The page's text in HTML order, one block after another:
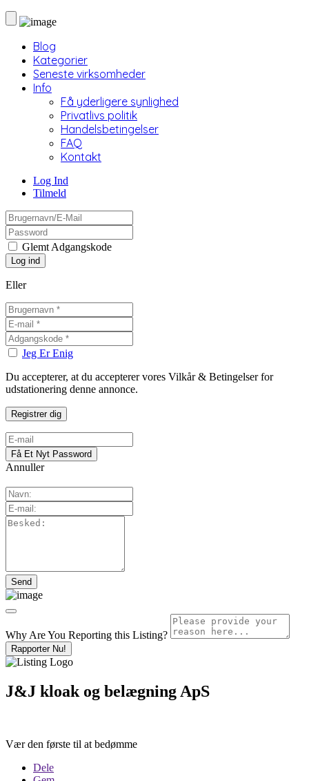
Blog
Kategorier
Seneste virksomheder
Info
Få yderligere synlighed
Privatlivs politik
Handelsbetingelser
FAQ
Kontakt
Log Ind
Tilmeld
Glemt Adgangskode
Eller
Jeg Er Enig
Du accepterer, at du accepterer vores Vilkår & Betingelser for
udstationering denne annonce.
Annuller
Why Are You Reporting this Listing?
Rapporter Nu!
J&J kloak og belægning ApS
Vær den første til at bedømme
Dele